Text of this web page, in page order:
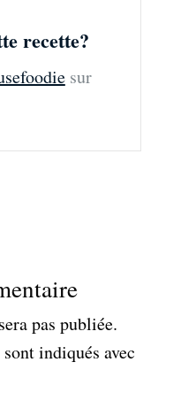
recette?
sur
pas publiée.
indiqués avec